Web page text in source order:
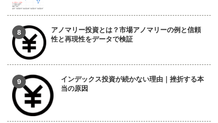
アノマリー投資とは？市場アノマリーの例と信頼
性と再現性をデータで検証
インデックス投資が続かない理由｜挫折する本
当の原因